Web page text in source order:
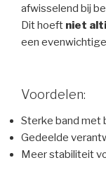
afwisselend bij
Dit hoeft niet
een
Voordelen:
Sterke band met
Gedeelde
Meer stabiliteit